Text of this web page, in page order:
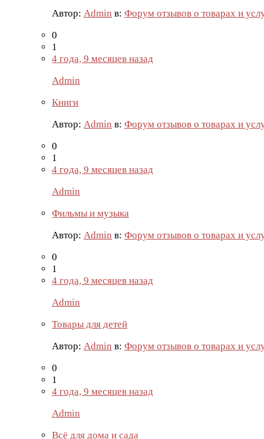
Автор: Admin в: Форум отзывов о товарах и
0
1
4 года, 9 месяцев назад
Admin
Книги
Автор: Admin в: Форум отзывов о товарах и
0
1
4 года, 9 месяцев назад
Admin
Фильмы и музыка
Автор: Admin в: Форум отзывов о товарах и
0
1
4 года, 9 месяцев назад
Admin
Товары для детей
Автор: Admin в: Форум отзывов о товарах и
0
1
4 года, 9 месяцев назад
Admin
Всё для дома и сада